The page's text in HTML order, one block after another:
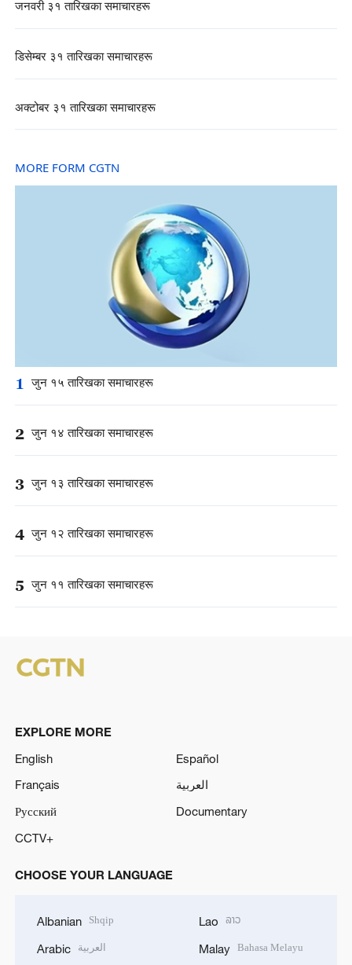
जनवरी ३१ तारिखका समाचारहरू
डिसेम्बर ३१ तारिखका समाचारहरू
अक्टोबर ३१ तारिखका समाचारहरू
MORE FORM CGTN
1 जुन १५ तारिखका समाचारहरू
2 जुन १४ तारिखका समाचारहरू
3 जुन १३ तारिखका समाचारहरू
4 जुन १२ तारिखका समाचारहरू
5 जुन ११ तारिखका समाचारहरू
EXPLORE MORE
English
Español
Français
العربية
Русский
Documentary
CCTV+
CHOOSE YOUR LANGUAGE
Albanian Shqip
Arabic العربية
Lao ລາວ
Malay Bahasa Melayu